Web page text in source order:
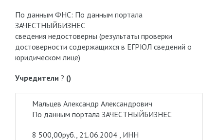
По данным ФНС: По данным портала
ЗАЧЕСТНЫЙБИЗНЕС
сведения недостоверны (результаты проверки
достоверности содержащихся в ЕГРЮЛ сведений о
юридическом лице)
Учредители ? ()
Мальцев Александр Александрович
По данным портала ЗАЧЕСТНЫЙБИЗНЕС
8 500,00руб., 21.06.2004 , ИНН